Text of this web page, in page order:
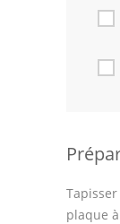
plaque